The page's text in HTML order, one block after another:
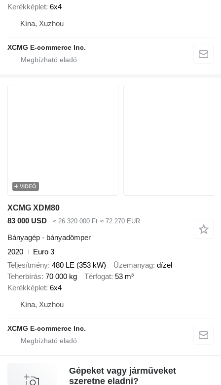
Kerékképlet 6x4
Kína, Xuzhou
XCMG E-commerce Inc.
VIDEÓ
XCMG XDM80
83 000 USD
≈ 26 320 000 Ft ≈ 72 270 EUR
Bányagép - bányadömper
2020
Euro 3
Teljesítmény 480 LE (353 kW) Üzemanyag dízel
Teherbírás 70 000 kg Térfogat 53 m³
Kerékképlet 6x4
Kína, Xuzhou
XCMG E-commerce Inc.
Gépeket vagy járműveket
szeretne eladni?